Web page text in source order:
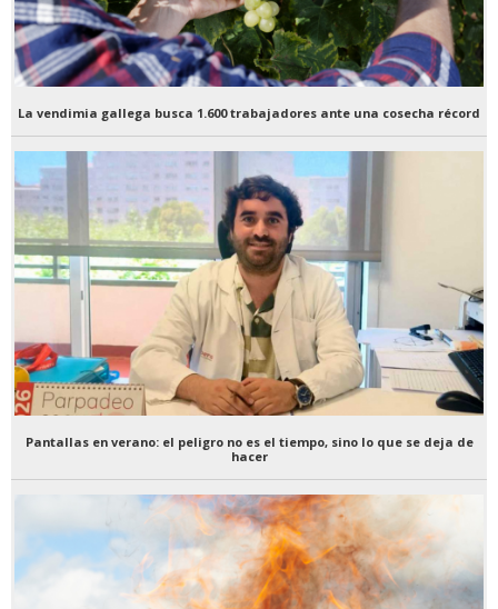
La vendimia gallega busca 1.600 trabajadores ante una cosecha récord
Pantallas en verano: el peligro no es el tiempo, sino lo que se deja de
hacer